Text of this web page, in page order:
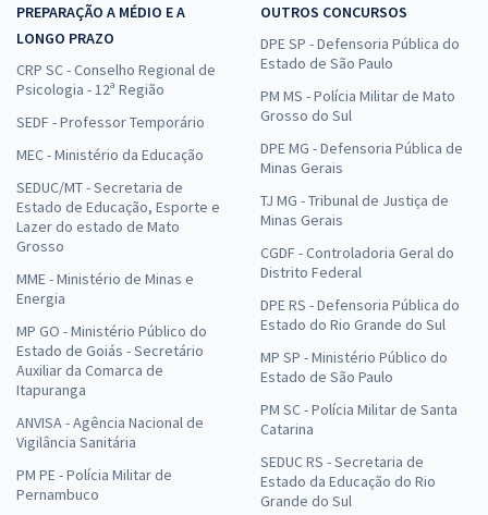
PREPARAÇÃO A MÉDIO E A
LONGO PRAZO
CRP SC - Conselho Regional de
Psicologia - 12ª Região
SEDF - Professor Temporário
MEC - Ministério da Educação
SEDUC/MT - Secretaria de
Estado de Educação, Esporte e
Lazer do estado de Mato
Grosso
MME - Ministério de Minas e
Energia
MP GO - Ministério Público do
Estado de Goiás - Secretário
Auxiliar da Comarca de
Itapuranga
ANVISA - Agência Nacional de
Vigilância Sanitária
PM PE - Polícia Militar de
Pernambuco
OUTROS CONCURSOS
DPE SP - Defensoria Pública do
Estado de São Paulo
PM MS - Polícia Militar de Mato
Grosso do Sul
DPE MG - Defensoria Pública de
Minas Gerais
TJ MG - Tribunal de Justiça de
Minas Gerais
CGDF - Controladoria Geral do
Distrito Federal
DPE RS - Defensoria Pública do
Estado do Rio Grande do Sul
MP SP - Ministério Público do
Estado de São Paulo
PM SC - Polícia Militar de Santa
Catarina
SEDUC RS - Secretaria de
Estado da Educação do Rio
Grande do Sul